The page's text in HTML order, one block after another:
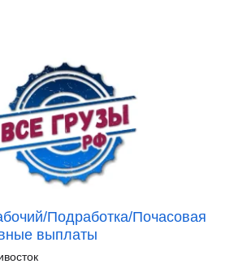
Подработка/Почасовая
выплаты